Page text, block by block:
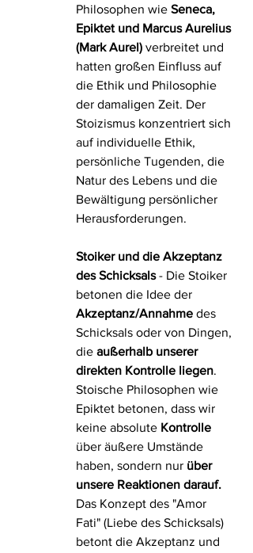
Philosophen wie Seneca,
Epiktet und Marcus Aurelius
(Mark Aurel) verbreitet und
hatten großen Einfluss auf
die Ethik und Philosophie
der damaligen Zeit. Der
Stoizismus konzentriert sich
auf individuelle Ethik,
persönliche Tugenden, die
Natur des Lebens und die
Bewältigung persönlicher
Herausforderungen.
Stoiker und die Akzeptanz
des Schicksals - Die Stoiker
betonen die Idee der
Akzeptanz/Annahme des
Schicksals oder von Dingen,
die außerhalb unserer
direkten Kontrolle liegen.
Stoische Philosophen wie
Epiktet betonen, dass wir
keine absolute Kontrolle
über äußere Umstände
haben, sondern nur über
unsere Reaktionen darauf.
Das Konzept des "Amor
Fati" (Liebe des Schicksals)
betont die Akzeptanz und